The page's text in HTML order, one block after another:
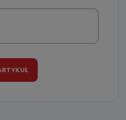
inspektorem